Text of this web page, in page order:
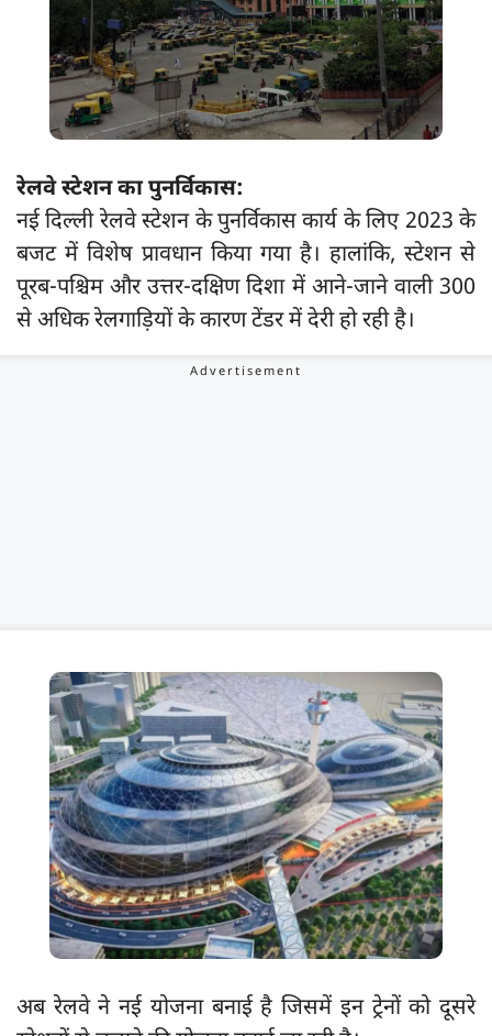
रेलवे स्टेशन का पुनर्विकास:
नई दिल्ली रेलवे स्टेशन के पुनर्विकास कार्य के लिए 2023 के
बजट में विशेष प्रावधान किया गया है। हालांकि, स्टेशन से
पूरब-पश्चिम और उत्तर-दक्षिण दिशा में आने-जाने वाली 300
से अधिक रेलगाड़ियों के कारण टेंडर में देरी हो रही है।
अब रेलवे ने नई योजना बनाई है जिसमें इन ट्रेनों को दूसरे